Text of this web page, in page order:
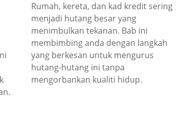
Rumah, kereta, dan kad kredit sering
menjadi hutang besar yang
menimbulkan tekanan. Bab ini
membimbing anda dengan langkah
yang berkesan untuk mengurus
hutang-hutang ini tanpa
mengorbankan kualiti hidup.